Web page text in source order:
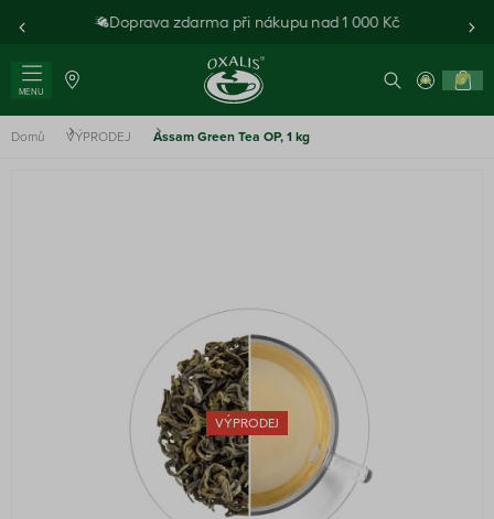
Doprava zdarma při nákupu nad 1 000 Kč
MENU
0
Domů VÝPRODEJ Assam Green Tea OP, 1 kg
VÝPRODEJ